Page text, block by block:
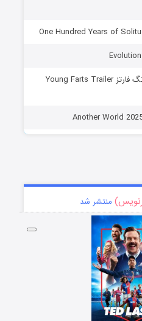
دانلود مستند قطعات تریلر یانگ فارتز Young Farts Trailer
منتشر شد